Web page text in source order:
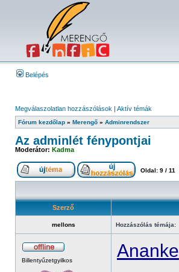
Belépés
Megválaszolatlan hozzászólások | Aktív témák
Fórum kezdőlap » Merengő » Adminrendszer
Az adminlét fénypontjai
Moderátor: Kadma
Oldal: 9 / 11
Szerző
mellons Hozzászólás témája:
Billentyűzetgyilkos Ananke